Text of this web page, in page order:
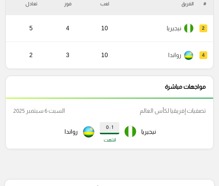
# الفريق لعب فوز تعادل
2 نيجيريا 10
4
5
4 رواندا 10
3
2
مواجهات مباشرة
نيجيريا
1 : 0
انتهت
رواندا
تصفيات إفريقيا لكأس العالم السبت 6 سبتمبر 2025